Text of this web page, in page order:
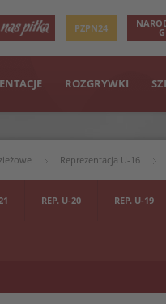
PZPN24
ROZGRYWKI
Reprezentacja U-16
REP. U-20 REP. U-19